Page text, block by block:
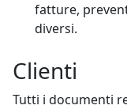
fatture,
diversi.
Clienti
Tutti i documenti